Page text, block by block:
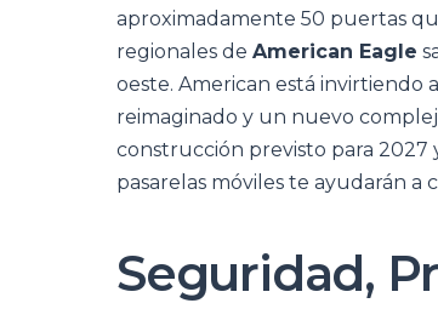
aproximadamente 50 puertas
regionales de American Eagle
oeste. American está invirtiendo
reimaginado y un nuevo
construcción previsto para
pasarelas móviles te ayudarán a
Seguridad,